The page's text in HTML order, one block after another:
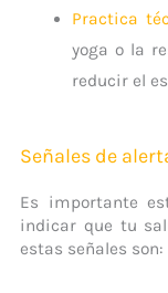
Practica
yoga o la
reducir el
Señales de
Es importante
indicar que tu
estas señales son: